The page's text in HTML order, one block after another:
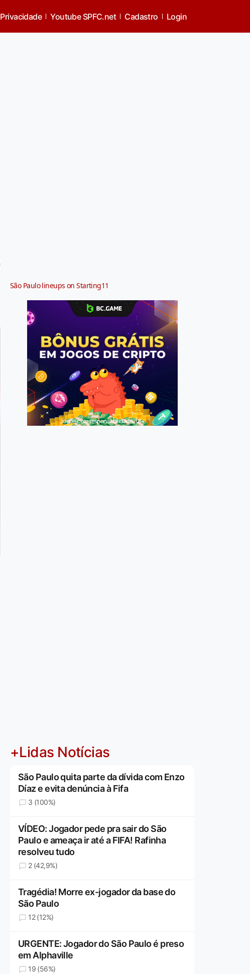
Privacidade Youtube SPFC.net Cadastro Login
São Paulo lineups on Starting11
Jogue com responsabilidade. 18+
+Lidas Notícias
São Paulo quita parte da dívida com Enzo
Díaz e evita denúncia à Fifa
3 (100%)
VÍDEO: Jogador pede pra sair do São
Paulo e ameaça ir até a FIFA! Rafinha
resolveu tudo
2 (42,9%)
Tragédia! Morre ex-jogador da base do
São Paulo
12 (12%)
URGENTE: Jogador do São Paulo é preso
em Alphaville
19 (56%)